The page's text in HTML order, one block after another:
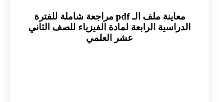
معاينة ملف الـ pdf مراجعة شاملة للفترة
الدراسية الرابعة لمادة الفيزياء للصف الثاني
عشر العلمي